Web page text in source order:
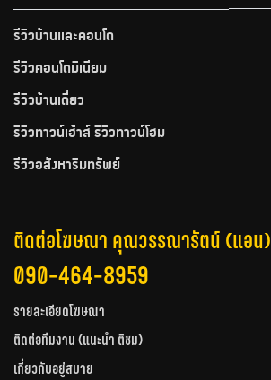
รีวิวบ้านและคอนโด
รีวิวคอนโดมิเนียม
รีวิวบ้านเดี่ยว
รีวิวทาวน์เฮ้าส์ รีวิวทาวน์โฮม
รีวิวอสังหาริมทรัพย์
ติดต่อโฆษณา คุณวรรณารัตน์ (แอน)
090-464-8959
รายละเอียดโฆษณา
ติดต่อทีมงาน (แนะนำ ติชม)
เกี่ยวกับอยู่สบาย